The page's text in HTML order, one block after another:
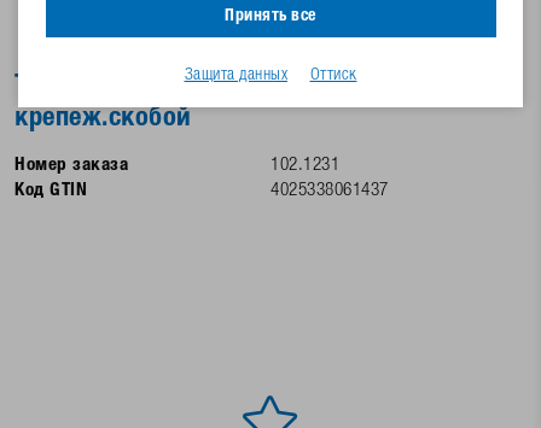
Термостат защиты 40°C с настр.темпер.,
крепеж.скобой
Номер заказа
102.1231
Код GTIN
4025338061437
Принять все
Защита данных Оттиск